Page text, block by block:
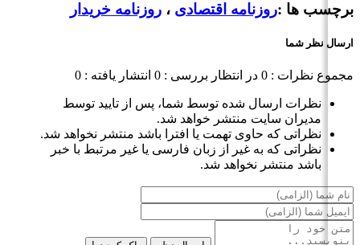
برچسب ها :روزنامه اقتصادی ، روزنامه خریدار
ارسال نظر شما
مجموع نظرات : 0 در انتظار بررسی : 0 انتشار یافته : 0
نظرات ارسال شده توسط شما، پس از تایید توسط
مدیران سایت منتشر خواهد شد.
نظراتی که حاوی تهمت یا افترا باشد منتشر نخواهد شد.
نظراتی که به غیر از زبان فارسی یا غیر مرتبط با خبر
باشد منتشر نخواهد شد.